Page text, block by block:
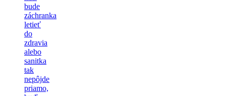
bude
záchranka
letieť
do
zdravia
alebo
sanitka
tak
nepôjde
priamo,